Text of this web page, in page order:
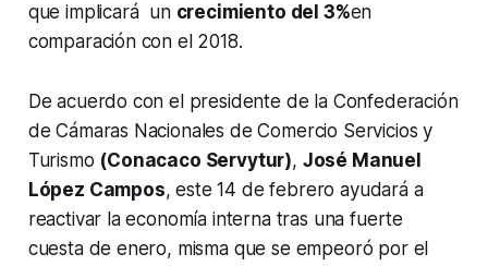
que implicará un crecimiento del 3%en
comparación con el 2018.
De acuerdo con el presidente de la Confederación
de Cámaras Nacionales de Comercio Servicios y
Turismo (Conacaco Servytur), José Manuel
López Campos, este 14 de febrero ayudará a
reactivar la economía interna tras una fuerte
cuesta de enero, misma que se empeoró por el